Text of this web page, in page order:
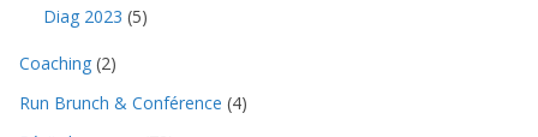
Diag 2023 (5)
Coaching (2)
Run Brunch & Conférence (4)